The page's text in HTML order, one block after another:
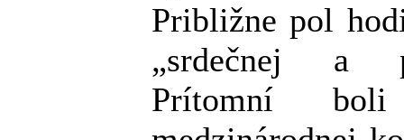
Približne pol
„srdečnej a
Prítomní